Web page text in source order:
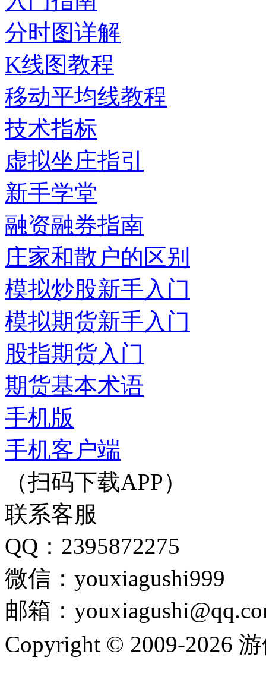
分时图详解
K线图教程
移动平均线教程
技术指标
虚拟坐庄指引
新手学堂
融资融券指南
庄家和散户的区别
模拟炒股新手入门
模拟期货新手入门
股指期货入门
期货基本术语
手机版
手机客户端
（扫码下载APP）
联系客服
QQ：2395872275
微信：youxiagushi999
邮箱：
Copyright © 2009-2026